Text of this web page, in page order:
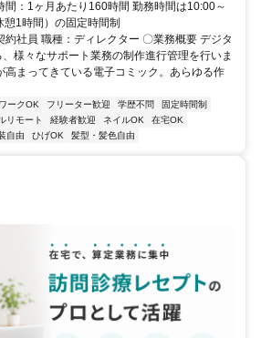
間：1ヶ月あたり160時間 勤務時間は10:00～
1時間）の固定時間制
約社員 職種：ディレクター 〇業務概要 デジタ
様々なサポート業務の制作進行管理を行いま
高まってきている電子コミック。あらゆる作
ークOK フリーター歓迎 学歴不問
固定時間制
リモート 経験者歓迎 ネイルOK
在宅OK
自由 ひげOK 髪型・髪色自由